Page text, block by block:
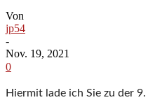
Von
jp54
-
Nov. 19, 2021
0
Hiermit lade ich Sie zu der